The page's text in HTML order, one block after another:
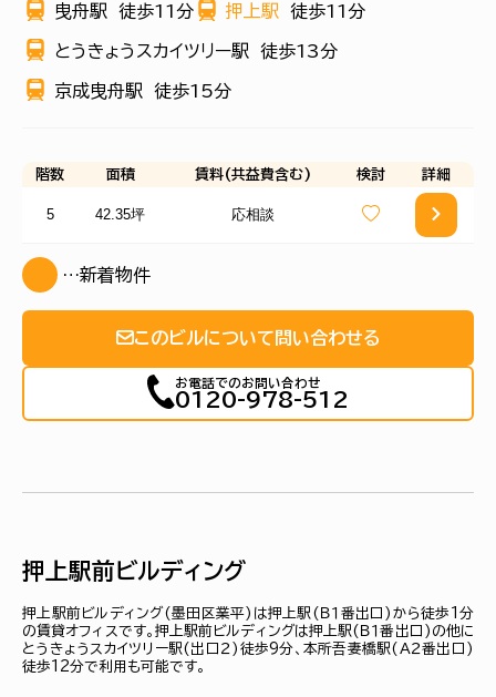
曳舟駅 徒歩11分 押上駅 徒歩11分
とうきょうスカイツリー駅 徒歩13分
京成曳舟駅 徒歩15分
階数 面積 賃料(共益費含む) 検討 詳細
5 42.35坪 応相談
…新着物件
このビルについて問い合わせる
お電話でのお問い合わせ
0120-978-512
押上駅前ビルディング
押上駅前ビルディング(墨田区業平)は押上駅(Ｂ１番出口)から徒歩1分
の賃貸オフィスです。押上駅前ビルディングは押上駅(Ｂ１番出口)の他に
とうきょうスカイツリー駅(出口２)徒歩9分、本所吾妻橋駅(Ａ２番出口)
徒歩12分で利用も可能です。